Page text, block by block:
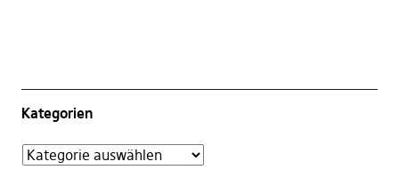
Kategorien